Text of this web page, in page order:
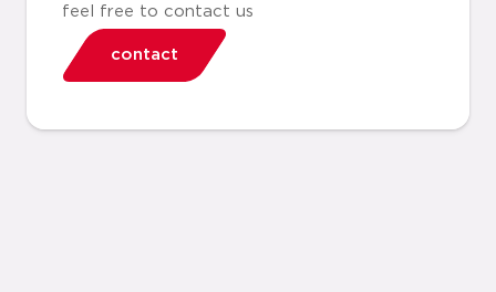
feel free to contact us
contact